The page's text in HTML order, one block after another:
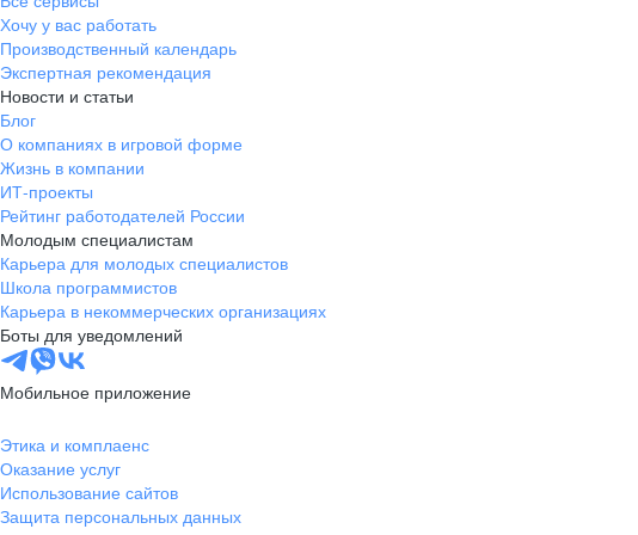
Хочу у вас работать
Производственный календарь
Экспертная рекомендация
Новости и статьи
Блог
О компаниях в игровой форме
Жизнь в компании
ИТ-проекты
Рейтинг работодателей России
Молодым специалистам
Карьера для молодых специалистов
Школа программистов
Карьера в некоммерческих организациях
Боты для уведомлений
Мобильное приложение
Этика и комплаенс
Оказание услуг
Использование сайтов
Защита персональных данных